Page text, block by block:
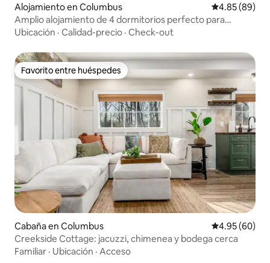
Alojamiento en Columbus Calificación
4.85 (89)
Amplio alojamiento de 4 dormitorios perfecto para
familias
Ubicación · Calidad-precio · Check-out
Favorito entre huéspedes
Favorito entre huéspedes
Cabaña en Columbus Calificación
4.95 (60)
Creekside Cottage: jacuzzi, chimenea y bodega cerca
Familiar · Ubicación · Acceso